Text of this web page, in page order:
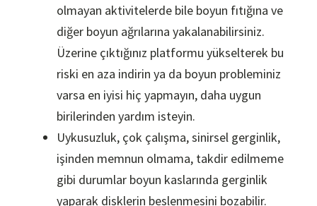
olmayan aktivitelerde bile boyun fıtığına ve
diğer boyun ağrılarına yakalanabilirsiniz.
Üzerine çıktığınız platformu yükselterek bu
riski en aza indirin ya da boyun probleminiz
varsa en iyisi hiç yapmayın, daha uygun
birilerinden yardım isteyin.
Uykusuzluk, çok çalışma, sinirsel gerginlik,
işinden memnun olmama, takdir edilmeme
gibi durumlar boyun kaslarında gerginlik
yaparak disklerin beslenmesini bozabilir.